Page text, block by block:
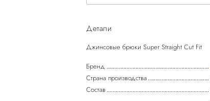
Детали
Джинсовые брюки Super Straight Cut Fit
Бренд
Страна производства
Состав